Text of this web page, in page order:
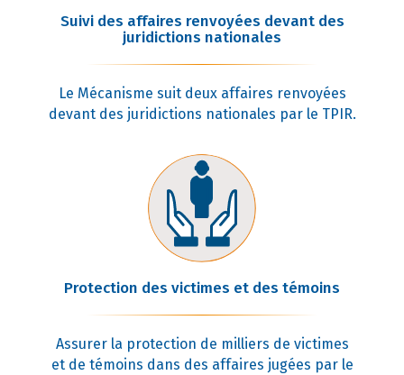
Suivi des affaires renvoyées devant des
juridictions nationales
Le Mécanisme suit deux affaires renvoyées
devant des juridictions nationales par le TPIR.
Protection des victimes et des témoins
Assurer la protection de milliers de victimes
et de témoins dans des affaires jugées par le